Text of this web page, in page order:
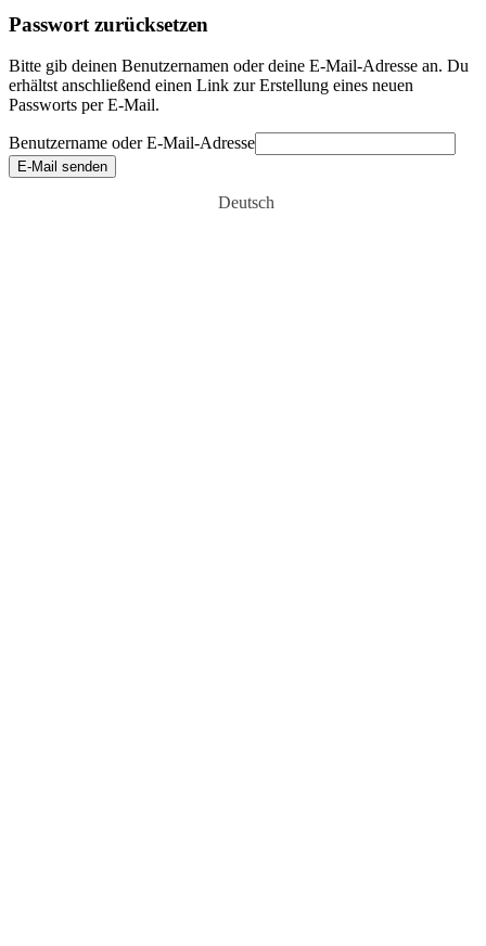
Passwort zurücksetzen
Bitte gib deinen Benutzernamen oder deine E-Mail-Adresse an. Du
erhältst anschließend einen Link zur Erstellung eines neuen
Passworts per E-Mail.
Benutzername oder E-Mail-Adresse
E-Mail senden
Deutsch